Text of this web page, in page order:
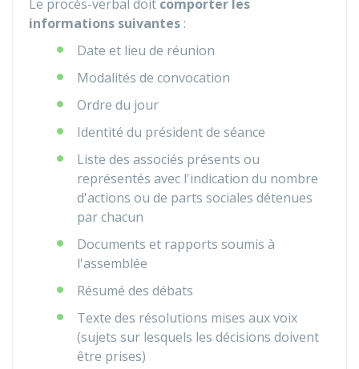
Le procès-verbal doit comporter les
informations suivantes :
Date et lieu de réunion
Modalités de convocation
Ordre du jour
Identité du président de séance
Liste des associés présents ou
représentés avec l'indication du nombre
d'actions ou de parts sociales détenues
par chacun
Documents et rapports soumis à
l'assemblée
Résumé des débats
Texte des résolutions mises aux voix
(sujets sur lesquels les décisions doivent
être prises)